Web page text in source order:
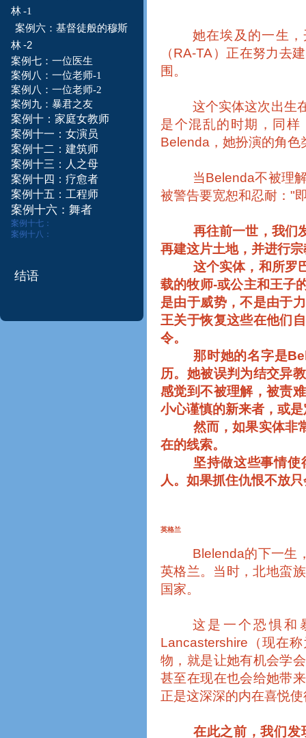
她在埃及的一生
（RA-TA ）正在努力去
围。
这个实体这次出生
是个混乱的时期，同
Belenda ，她扮演的角
当Belenda不被理
被警告要宽恕和忍耐： "
再往前一世，我们
再建这片土地，并进行
这个实体，和所罗
载的牧师-或公主和王子
是由于威势，不是由于
王关于恢复这些在他们
令。
那时她的名字是
历。她被误判为结交异
感觉到不被理解，被责
小心谨慎的新来者，或
然而，如果实体非
在的线索。
坚持做这些事情
人。如果抓住仇恨不放
英格兰
Blelenda的下一生
英格兰。当时，北地蛮
国家。
这是一个恐惧和
Lancastershire （现在
物，就是让她有机会学
甚至在现在也会给她带
正是这深深的内在喜悦
在此之前，我们发
林-1
案例六： 基督徒般的穆斯
林-2
案例七：一位 医生
案例八：一位老师-1
案例八：一位老师-2
案例九：暴君之友
案例十：家庭女教师
案例十一：女演员
案例十二：建筑师​
案例十三： 人之母
案例十四：疗愈者
案例十五： 工程师
案例 十六 ： 舞者
案例十七：
案例十八：
结语